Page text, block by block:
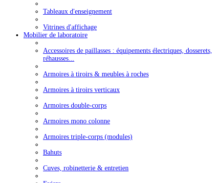
Tableaux d'enseignement
Vitrines d'affichage
Mobilier de laboratoire
Accessoires de paillasses : équipements électriques, dosserets,
réhausses...
Armoires à tiroirs & meubles à roches
Armoires à tiroirs verticaux
Armoires double-corps
Armoires mono colonne
Armoires triple-corps (modules)
Bahuts
Cuves, robinetterie & entretien